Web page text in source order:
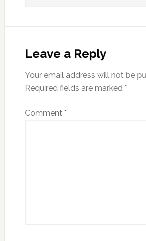
Leave a Reply
Your email address will not be
Required fields are marked *
Comment *